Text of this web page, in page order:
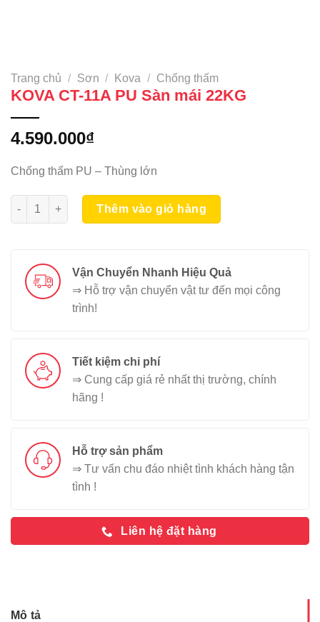
Trang chủ / Sơn / Kova / Chống thấm
KOVA CT-11A PU Sàn mái 22KG
4.590.000₫
Chống thấm PU – Thùng lớn
KOVA CT-11A PU Sàn mái 22KG số lượng
Thêm vào giỏ hàng
Vận Chuyển Nhanh Hiệu Quả
⇒ Hỗ trợ vận chuyển vật tư đến mọi công
trình!
Tiết kiệm chi phí
⇒ Cung cấp giá rẻ nhất thị trường, chính
hãng !
Hỗ trợ sản phẩm
⇒ Tư vấn chu đáo nhiệt tình khách hàng tận
tình !
Liên hệ đặt hàng
Mô tả